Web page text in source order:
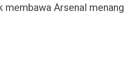
Arsenal menang